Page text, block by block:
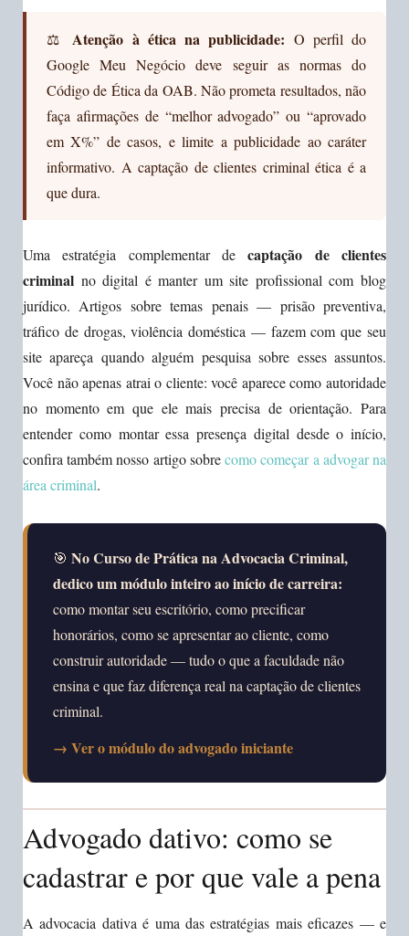
⚖️ Atenção à ética na publicidade: O perfil do
Google Meu Negócio deve seguir as normas do
Código de Ética da OAB. Não prometa resultados, não
faça afirmações de “melhor advogado” ou “aprovado
em X%” de casos, e limite a publicidade ao caráter
informativo. A captação de clientes criminal ética é a
que dura.
Uma estratégia complementar decaptação de clientes
criminal no digital é manter um site profissional com blog
jurídico. Artigos sobre temas penais — prisão preventiva,
tráfico de drogas, violência doméstica — fazem com que seu
site apareça quando alguém pesquisa sobre esses assuntos.
Você não apenas atrai o cliente: você aparece como autoridade
no momento em que ele mais precisa de orientação. Para
entender como montar essa presença digital desde o início,
confira também nosso artigo sobrecomo começar a advogar na
área criminal.
🎯 No Curso de Prática na Advocacia Criminal,
dedico um módulo inteiro ao início de carreira:
como montar seu escritório, como precificar
honorários, como se apresentar ao cliente, como
construir autoridade — tudo o que a faculdade não
ensina e que faz diferença real na captação de clientes
criminal.
→ Ver o módulo do advogado iniciante
Advogado dativo: como se
cadastrar e por que vale a pena
A advocacia dativa é uma das estratégias mais eficazes — e